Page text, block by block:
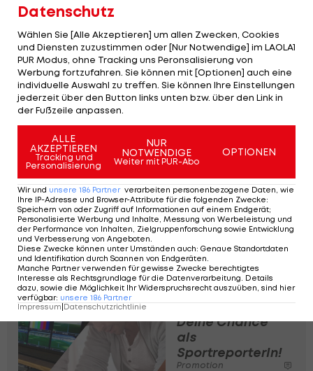
Guinea trifft in der Nachspielzeit zudem in
Alle Achtelfinalspiele im Überblick:
23. Jänner, 17:00 Uhr: Burkina Faso - Gabun 7:6 i.E.
(1:1)
23. Jänner, 20:00 Uhr: Nigeria - Tunesien 0:1
24. Jänner, 17:00 Uhr: Guinea - Gambia 0:1
24. Jänner, 20:00 Uhr: Kamerun - Komoren
25. Jänner, 17:00 Uhr: Senegal - Kap Verde
25. Jänner, 20:00 Uhr: Marokko - Malawi
26. Jänner, 17:00 Uhr: Elfenbeinküste - Ägypten
26. Jänner, 20:00 Uhr: Mali - Äquatorialguinea
Alle Spiele im LIVE-Ticker >>
Lehrredaktion:
Deine Chance
als
SportreporterIn!
Promotion
Datenschutz
Wählen Sie [Alle Akzeptieren] um allen Zwecken, Cookies
und Diensten zuzustimmen oder [Nur Notwendige] im LAOLA1
PUR Modus, ohne Tracking uns Peronsalisierung von
Werbung fortzufahren. Sie können mit [Optionen] auch eine
individuelle Auswahl zu treffen. Sie können Ihre Einstellungen
jederzeit über den Button links unten bzw. über den Link in
der Fußzeile anpassen.
ALLE
AKZEPTIEREN
Tracking und
Personalisierung
NUR
NOTWENDIGE
Weiter mit PUR-Abo
OPTIONEN
Wir und unsere 186 Partner verarbeiten personenbezogene Daten, wie
Ihre IP-Adresse und Browser-Attribute für die folgenden Zwecke:
Speichern von oder Zugriff auf Informationen auf einem Endgerät;
Personalisierte Werbung und Inhalte, Messung von Werbeleistung und
der Performance von Inhalten, Zielgruppenforschung sowie Entwicklung
und Verbesserung von Angeboten.
Diese Zwecke können unter Umständen auch: Genaue Standortdaten
und Identifikation durch Scannen von Endgeräten.
Manche Partner verwenden für gewisse Zwecke berechtigtes
Interesse als Rechtsgrundlage für die Datenverarbeitung. Details
dazu, sowie die Möglichkeit Ihr Widerspruchsrecht auszuüben, sind hier
verfügbar: unsere 186 Partner
Impressum Datenschutzrichtlinie